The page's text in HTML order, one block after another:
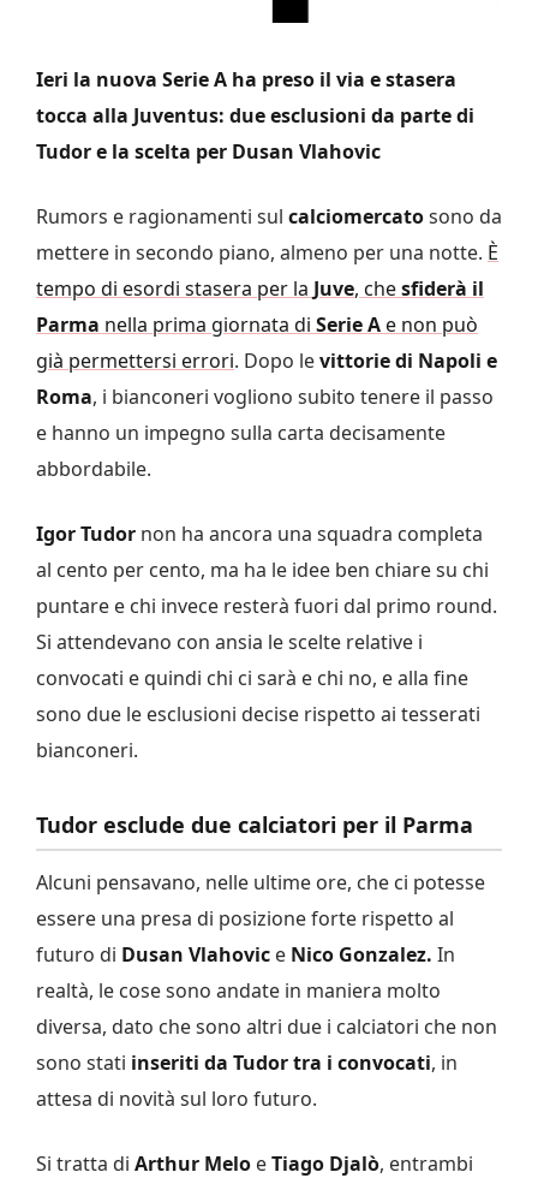
Ieri la nuova Serie A ha preso il via e stasera
tocca alla Juventus: due esclusioni da parte di
Tudor e la scelta per Dusan Vlahovic
Rumors e ragionamenti sul calciomercatosono da
mettere in secondo piano, almeno per una notte. È
tempo di esordi stasera per la Juve, chesfiderà il
Parma nella prima giornata di Serie Ae non può
già permettersi errori. Dopo levittorie di Napoli e
Roma, i bianconeri vogliono subito tenere il passo
e hanno un impegno sulla carta decisamente
abbordabile.
Igor Tudor non ha ancora una squadra completa
al cento per cento, ma ha le idee ben chiare su chi
puntare e chi invece resterà fuori dal primo round.
Si attendevano con ansia le scelte relative i
convocati e quindi chi ci sarà e chi no, e alla fine
sono due le esclusioni decise rispetto ai tesserati
bianconeri.
Tudor esclude due calciatori per il Parma
Alcuni pensavano, nelle ultime ore, che ci potesse
essere una presa di posizione forte rispetto al
futuro di Dusan Vlahovic e Nico Gonzalez. In
realtà, le cose sono andate in maniera molto
diversa, dato che sono altri due i calciatori che non
sono stati inseriti da Tudor tra i convocati, in
attesa di novità sul loro futuro.
Si tratta di Arthur Melo eTiago Djalò, entrambi